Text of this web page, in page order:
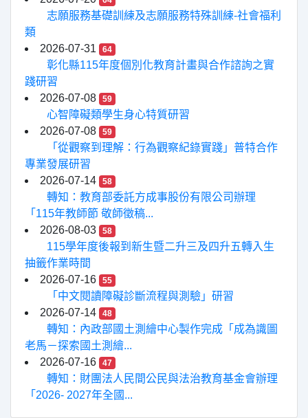
志願服務基礎訓練及志願服務特殊訓練-社會福利
類
2026-07-31
64
彰化縣115年度個別化教育計畫與合作諮詢之實
踐研習
2026-07-08
59
心智障礙類學生身心特質研習
2026-07-08
59
「從觀察到理解：行為觀察紀錄實踐」普特合作
專業發展研習
2026-07-14
58
轉知：教育部委託方成事股份有限公司辦理
「115年教師節 敬師徵稿...
2026-08-03
58
115學年度後報到新生暨二升三及四升五轉入生
抽籤作業時間
2026-07-16
55
「中文閱讀障礙診斷流程與測驗」研習
2026-07-14
48
轉知：內政部國土測繪中心製作完成「成為識圖
老馬－探索國土測繪...
2026-07-16
47
轉知：財團法人民間公民與法治教育基金會辦理
「2026- 2027年全國...